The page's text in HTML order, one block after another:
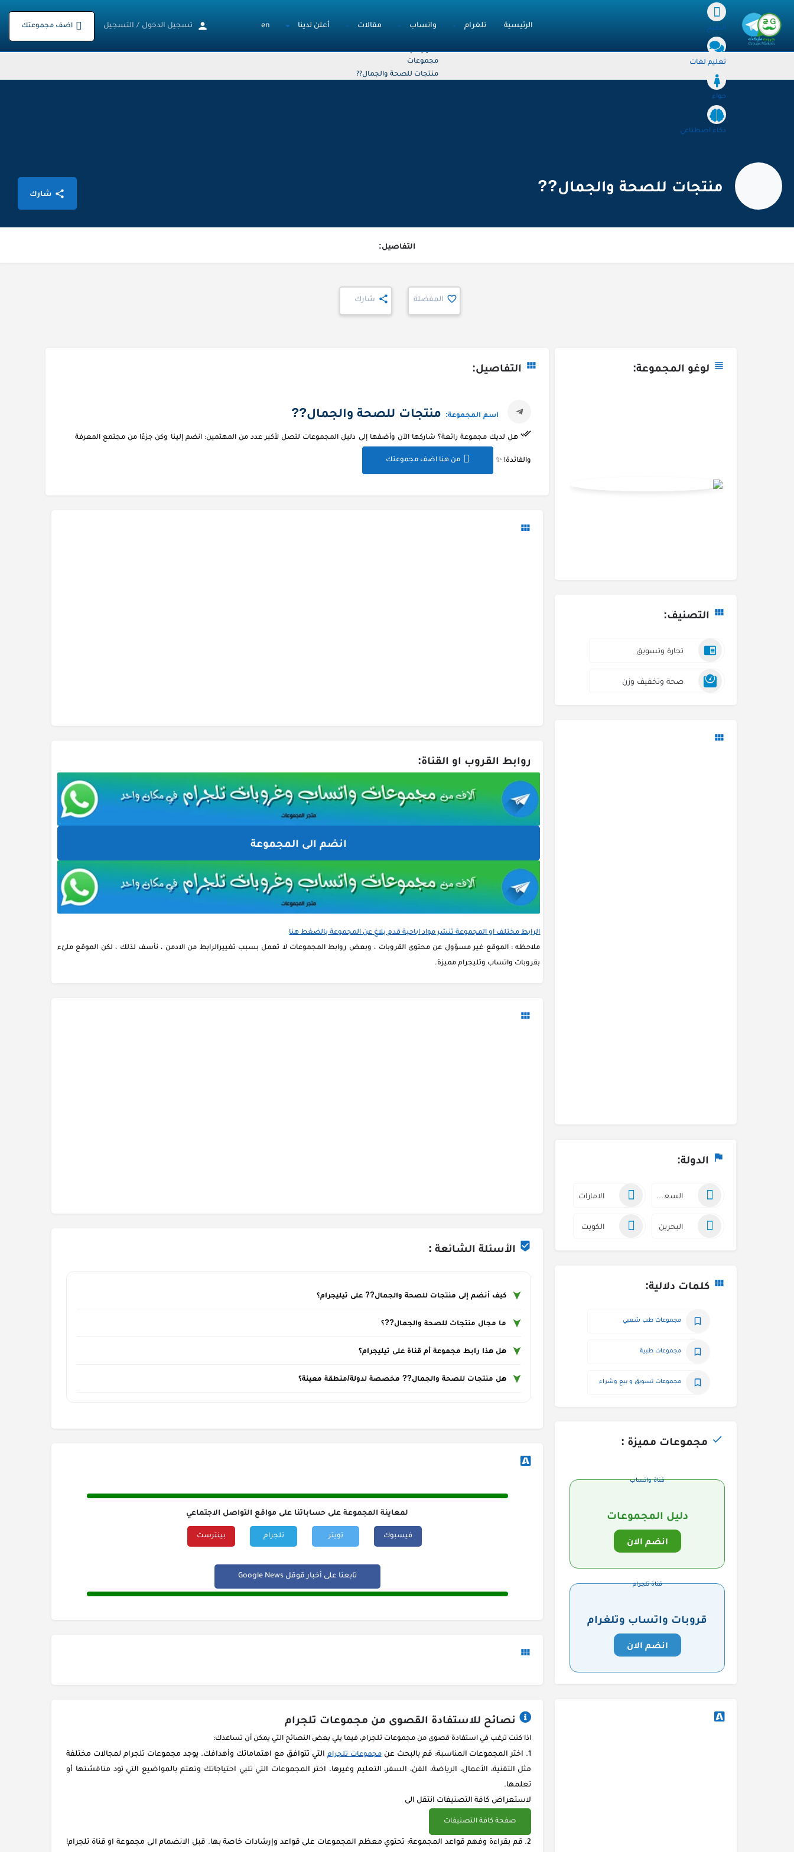
الطبخ
تعليم لغات
حواء
ذكاء اصطناعي
الرئيسية تلغرام واتساب مقالات أعلن لدينا en تسجيل الدخول / التسجيل اضف مجموعتك
الرئيسية
مجموعات
منتجات للصحة والجمال?‍?
منتجات للصحة والجمال?‍? شارك
التفاصيل:
المفضلة شارك
لوغو المجموعة:
التصنيف:
تجارة وتسويق
صحة وتخفيف وزن
الدولة:
الامارات
البحرين الكويت
كلمات دلالية:
مجموعات طب شعبي
مجموعات طبية
مجموعات تسويق و بيع وشراء
مجموعات مميزة :
قناة واتساب
دليل المجموعات
انضم الان
قناة تلجرام
قروبات واتساب وتلغرام
انضم الان
التفاصيل:
اسم المجموعة: منتجات للصحة والجمال?‍?
هل لديك مجموعة رائعة؟ شاركها الآن وأضفها إلى دليل المجموعات لتصل لأكبر عدد من المهتمين: انضم إلينا وكن جزءًا من مجتمع المعرفة
والفائدة! ✨ من هنا اضف مجموعتك
روابط القروب او القناة:
انضم الى المجموعة
الرابط مختلف او المجموعة تنشر مواد اباحية قدم بلاغ عن المجموعة بالضغط هنا
ملاحظه : الموقع غير مسؤول عن محتوى القروبات ، وبعض روابط المجموعات لا تعمل بسبب تغييرالرابط من الادمن ، نأسف لذلك ، لكن الموقع ملئء
بقروبات واتساب وتليجرام مميزة.
الأسئلة الشائعة :
كيف أنضم إلى منتجات للصحة والجمال?‍? على تيليجرام؟
ما مجال منتجات للصحة والجمال?‍?؟
هل هذا رابط مجموعة أم قناة على تيليجرام؟
هل منتجات للصحة والجمال?‍? مخصصة لدولة/منطقة معينة؟
لمعاينة المجموعة على حساباتنا على مواقع التواصل الاجتماعي
فيسبوك تويتر تلجرام بينترست
تابعنا على أخبار قوقل Google News
نصائح للاستفادة القصوى من مجموعات تلجرام
اذا كنت ترغب في استفادة قصوى من مجموعات تلجرام، فيما يلي بعض النصائح التي يمكن أن تساعدك:
اختر المجموعات المناسبة: قم بالبحث عنمجموعات تلجرام التي تتوافق مع اهتماماتك وأهدافك. يوجد مجموعات تلجرام لمجالات مختلفة
مثل التقنية، الأعمال، الرياضة، الفن، السفر، التعليم وغيرها. اختر المجموعات التي تلبي احتياجاتك وتهتم بالمواضيع التي تود مناقشتها أو
تعلمها.
لاستعراض كافة التصنيفات انتقل الى
صفحة كافة التصنيفات
قم بقراءة وفهم قواعد المجموعة: تحتوي معظم المجموعات على قواعد وإرشادات خاصة بها. قبل الانضمام الى مجموعة او قناة تلجرام!